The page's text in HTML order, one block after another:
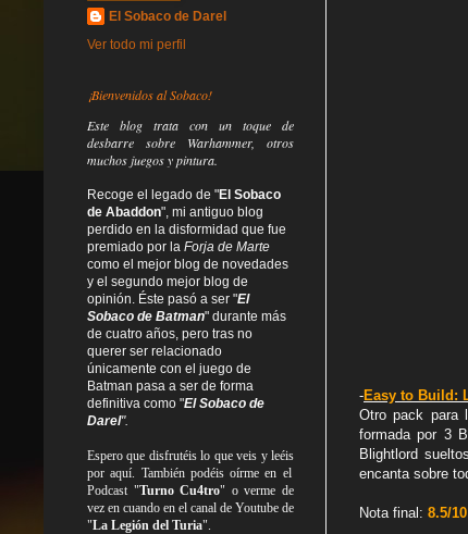
-Easy to Build:
Otro pack para
formada por 3
Blightlord
encanta sobre
Nota final: 8.5/10
El Sobaco de Darel
Ver todo mi perfil
¡Bienvenidos al Sobaco!
Este blog trata con un toque de
desbarre sobre Warhammer, otros
muchos juegos y pintura.
Recoge el legado de "El Sobaco
de Abaddon", mi antiguo blog
perdido en la disformidad que fue
premiado por la Forja de Marte
como el mejor blog de novedades
y el segundo mejor blog de
opinión. Éste pasó a ser "El
Sobaco de Batman" durante más
de cuatro años, pero tras no
querer ser relacionado
únicamente con el juego de
Batman pasa a ser de forma
definitiva como "El Sobaco de
Darel".
Espero que disfrutéis lo queveis yleéis
por aquí. También podéis oírme en el
Podcast "Turno Cu4tro" o verme de
vez en cuando en el canal de Youtube de
"La Legión del Turia".